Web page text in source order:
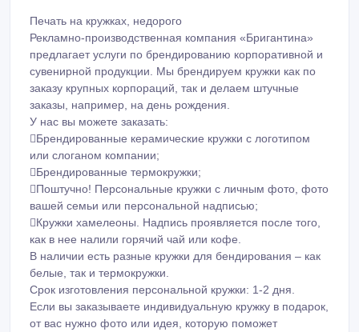
Печать на кружках, недорого
Рекламно-производственная компания «Бригантина»
предлагает услуги по брендированию корпоративной и
сувенирной продукции. Мы брендируем кружки как по
заказу крупных корпораций, так и делаем штучные
заказы, например, на день рождения.
У нас вы можете заказать:
Брендированные керамические кружки с логотипом
или слоганом компании;
Брендированные термокружки;
Поштучно! Персональные кружки с личным фото, фото
вашей семьи или персональной надписью;
Кружки хамелеоны. Надпись проявляется после того,
как в нее налили горячий чай или кофе.
В наличии есть разные кружки для бендирования – как
белые, так и термокружки.
Срок изготовления персональной кружки: 1-2 дня.
Если вы заказываете индивидуальную кружку в подарок,
от вас нужно фото или идея, которую поможет